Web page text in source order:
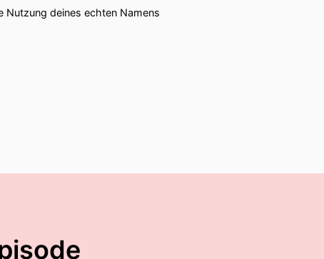
Nutzung deines echten Namens